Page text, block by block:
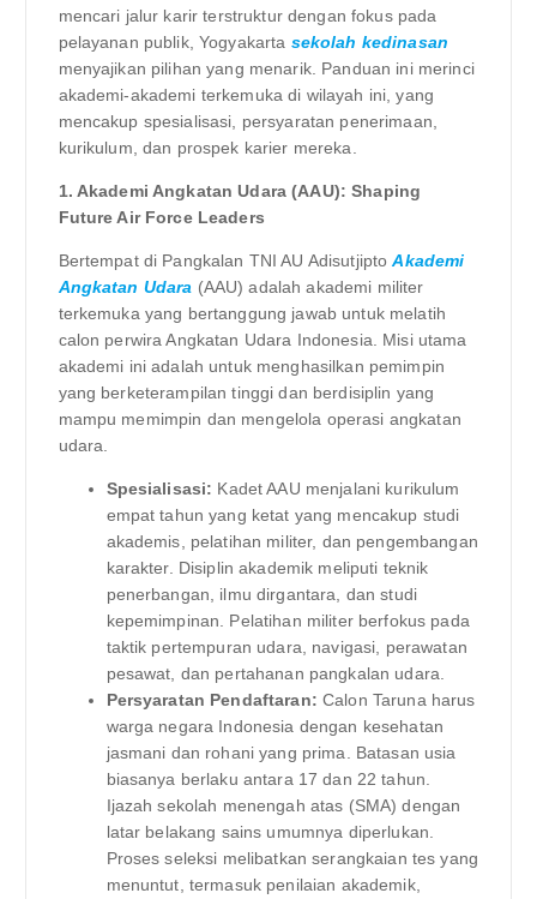
mencari jalur karir terstruktur dengan fokus pada
pelayanan publik, Yogyakarta sekolah kedinasan
menyajikan pilihan yang menarik. Panduan ini merinci
akademi-akademi terkemuka di wilayah ini, yang
mencakup spesialisasi, persyaratan penerimaan,
kurikulum, dan prospek karier mereka.
1. Akademi Angkatan Udara (AAU): Shaping
Future Air Force Leaders
Bertempat di Pangkalan TNI AU AdisutjiptoAkademi
Angkatan Udara (AAU) adalah akademi militer
terkemuka yang bertanggung jawab untuk melatih
calon perwira Angkatan Udara Indonesia. Misi utama
akademi ini adalah untuk menghasilkan pemimpin
yang berketerampilan tinggi dan berdisiplin yang
mampu memimpin dan mengelola operasi angkatan
udara.
Spesialisasi: Kadet AAU menjalani kurikulum
empat tahun yang ketat yang mencakup studi
akademis, pelatihan militer, dan pengembangan
karakter. Disiplin akademik meliputi teknik
penerbangan, ilmu dirgantara, dan studi
kepemimpinan. Pelatihan militer berfokus pada
taktik pertempuran udara, navigasi, perawatan
pesawat, dan pertahanan pangkalan udara.
Persyaratan Pendaftaran: Calon Taruna harus
warga negara Indonesia dengan kesehatan
jasmani dan rohani yang prima. Batasan usia
biasanya berlaku antara 17 dan 22 tahun.
Ijazah sekolah menengah atas (SMA) dengan
latar belakang sains umumnya diperlukan.
Proses seleksi melibatkan serangkaian tes yang
menuntut, termasuk penilaian akademik,